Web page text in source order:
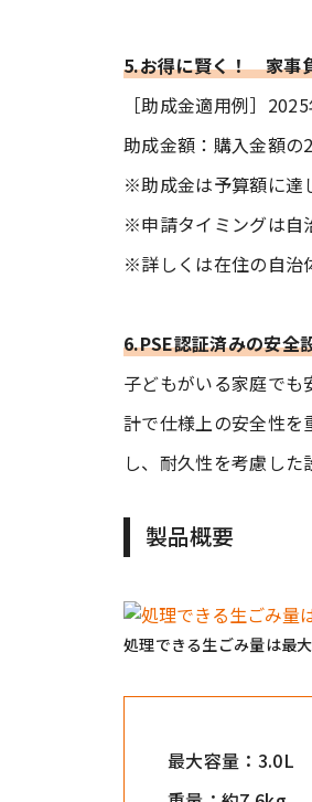
5.お得に賢く！ 家事
［助成金適用例］
助成金額：購入金額
※助成金は予算額に達
※申請タイミングは自
※詳しくは在住の自治
6.PSE認証済みの安全
子どもがいる家庭で
計で仕様上の安全性を
し、耐久性を考慮した
製品概要
処理できる生ごみ量は最
最大容量：3.0L